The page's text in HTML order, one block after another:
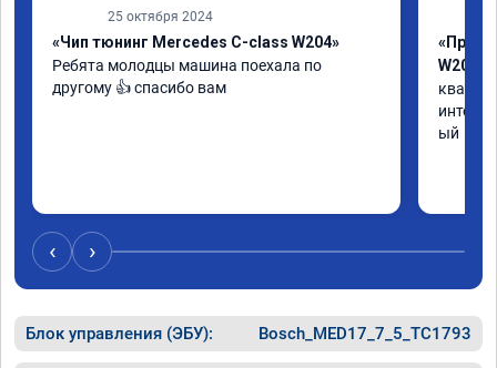
25 октября 2024
«Чип тюнинг Mercedes C-class W204»
Ребята молодцы машина поехала по
другому 👍 спасибо вам
W205»
ый
‹ ›
Блок управления (ЭБУ): Bosch_MED17_7_5_TC1793